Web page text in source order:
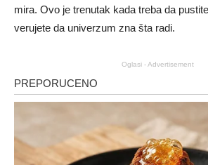
mira. Ovo je trenutak kada treba da
verujete da univerzum zna šta radi.
Oglasi - Advertisement